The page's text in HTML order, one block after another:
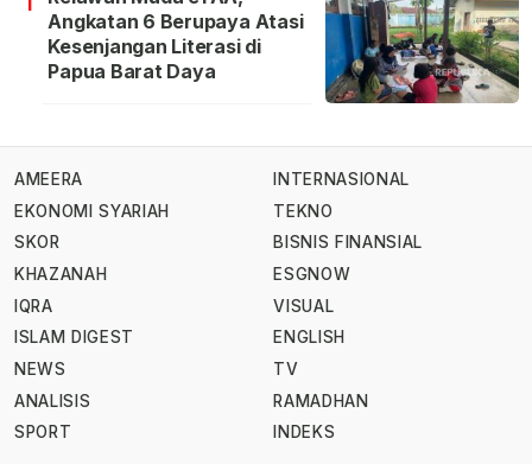
Angkatan 6 Berupaya Atasi
Kesenjangan Literasi di
Papua Barat Daya
AMEERA
EKONOMI SYARIAH
SKOR
KHAZANAH
IQRA
ISLAM DIGEST
NEWS
ANALISIS
SPORT
INTERNASIONAL
TEKNO
BISNIS FINANSIAL
ESGNOW
VISUAL
ENGLISH
TV
RAMADHAN
INDEKS